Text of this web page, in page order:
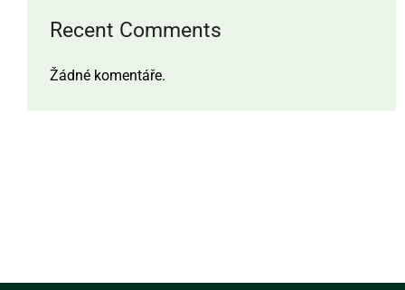
Recent Comments
Žádné komentáře.